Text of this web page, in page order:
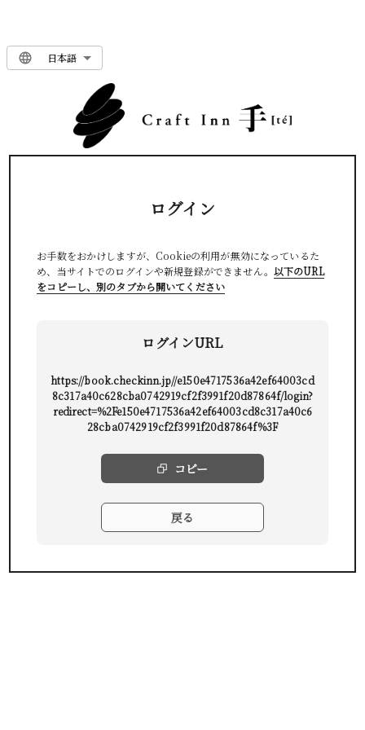
日本語
ログイン
お手数をおかけしますが、Cookieの利用が無効になっているた
め、当サイトでのログインや新規登録ができません。 以下のURL
をコピーし、別のタブから開いてください
ログインURL
https://book.checkinn.jp//e150e4717536a42ef64003cd
8c317a40c628cba0742919cf2f3991f20d87864f/login?
redirect=%2Fe150e4717536a42ef64003cd8c317a40c6
28cba0742919cf2f3991f20d87864f%3F
コピー
戻る